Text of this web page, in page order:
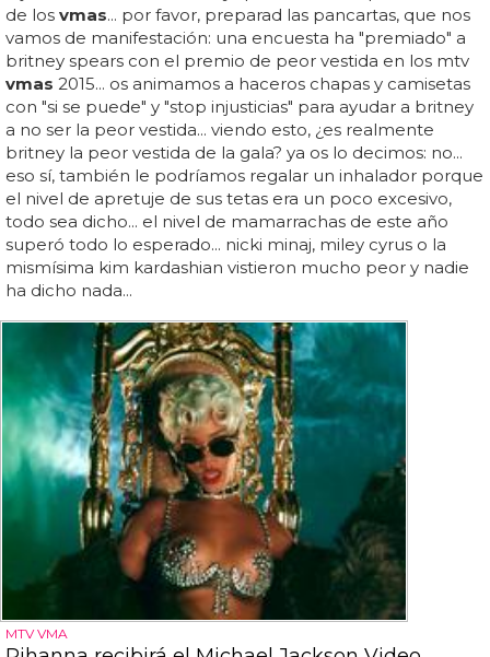
de los vmas... por favor, preparad las pancartas, que nos
vamos de manifestación: una encuesta ha "premiado" a
britney spears con el premio de peor vestida en los mtv
vmas 2015... os animamos a haceros chapas y camisetas
con "si se puede" y "stop injusticias" para ayudar a britney
a no ser la peor vestida... viendo esto, ¿es realmente
britney la peor vestida de la gala? ya os lo decimos: no...
eso sí, también le podríamos regalar un inhalador porque
el nivel de apretuje de sus tetas era un poco excesivo,
todo sea dicho... el nivel de mamarrachas de este año
superó todo lo esperado... nicki minaj, miley cyrus o la
mismísima kim kardashian vistieron mucho peor y nadie
ha dicho nada...
MTV VMA